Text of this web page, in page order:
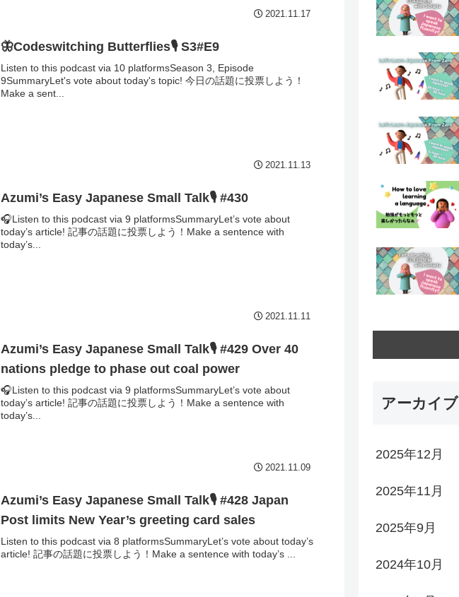
2021.11.17
🦋Codeswitching Butterflies🎙 S3#E9
Listen to this podcast via 10 platformsSeason 3, Episode
9SummaryLet's vote about today's topic! 今日の話題に投票しよう！
Make a sent...
2021.11.13
Azumi’s Easy Japanese Small Talk🎙 #430
🎧Listen to this podcast via 9 platformsSummaryLet’s vote about
today’s article! 記事の話題に投票しよう！Make a sentence with
today’s...
2021.11.11
Azumi’s Easy Japanese Small Talk🎙 #429 Over 40
nations pledge to phase out coal power
🎧Listen to this podcast via 9 platformsSummaryLet’s vote about
today’s article! 記事の話題に投票しよう！Make a sentence with
today’s...
2021.11.09
Azumi’s Easy Japanese Small Talk🎙 #428 Japan
Post limits New Year’s greeting card sales
Listen to this podcast via 8 platformsSummaryLet’s vote about today’s
article! 記事の話題に投票しよう！Make a sentence with today’s ...
アーカイブ
2025年12月
2025年11月
2025年9月
2024年10月